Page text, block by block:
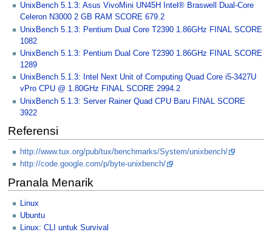
UnixBench 5.1.3: Asus VivoMini UN45H Intel® Braswell Dual-Core
Celeron N3000 2 GB RAM SCORE 679.2
UnixBench 5.1.3: Pentium Dual Core T2390 1.86GHz FINAL SCORE
1082
UnixBench 5.1.3: Pentium Dual Core T2390 1.86GHz FINAL SCORE
1289
UnixBench 5.1.3: Intel Next Unit of Computing Quad Core i5-3427U
vPro CPU @ 1.80GHz FINAL SCORE 2994.2
UnixBench 5.1.3: Server Rainer Quad CPU Baru FINAL SCORE
3922
Referensi
http://www.tux.org/pub/tux/benchmarks/System/unixbench/
http://code.google.com/p/byte-unixbench/
Pranala Menarik
Linux
Ubuntu
Linux: CLI untuk Survival